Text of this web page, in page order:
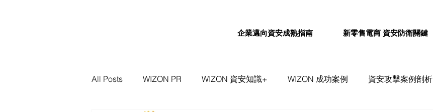
企業邁向資安成熟指南 新零售電商 資安防衛關鍵
All Posts WIZON PR WIZON 資安知識+ WIZON 成功案例 資安攻擊案例剖析